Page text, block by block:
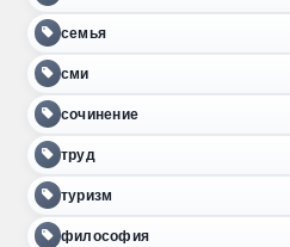
семья
сми
сочинение
труд
туризм
философия